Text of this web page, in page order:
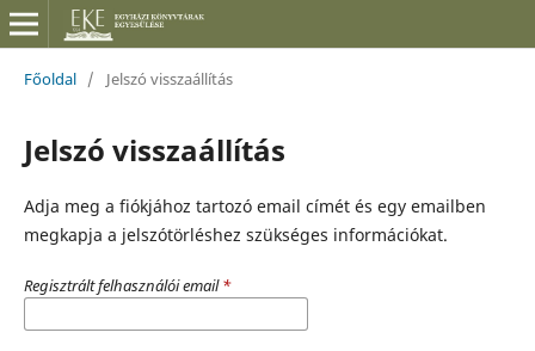
Főoldal / Jelszó visszaállítás
Jelszó visszaállítás
Adja meg a fiókjához tartozó email címét és egy emailben
megkapja a jelszótörléshez szükséges információkat.
Regisztrált felhasználói email*